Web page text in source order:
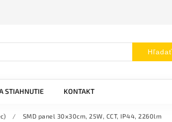
Hľadať
STIAHNUTIE KONTAKT
/ SMD panel 30x30cm, 25W, CCT, IP44, 2260lm